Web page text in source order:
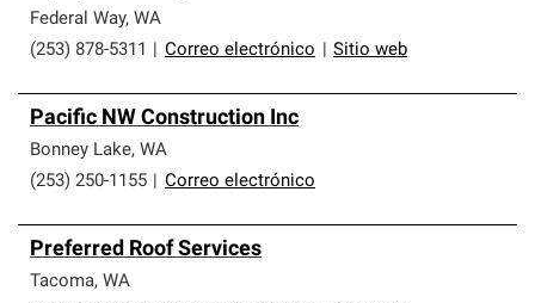
Federal Way, WA
(253) 878-5311
Correo electrónico Sitio web
Pacific NW Construction Inc
Bonney Lake, WA
(253) 250-1155
Correo electrónico
Preferred Roof Services
Tacoma, WA